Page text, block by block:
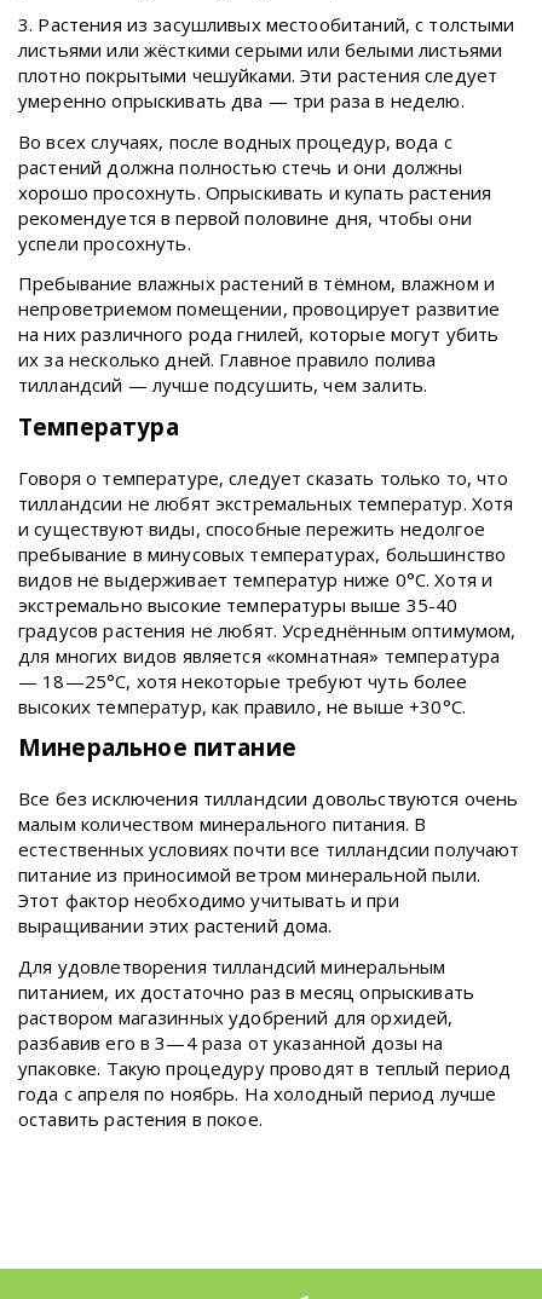
3. Растения из засушливых местообитаний, с толстыми
листьями или жёсткими серыми или белыми листьями
плотно покрытыми чешуйками. Эти растения следует
умеренно опрыскивать два — три раза в неделю.
Во всех случаях, после водных процедур, вода с
растений должна полностью стечь и они должны
хорошо просохнуть. Опрыскивать и купать растения
рекомендуется в первой половине дня, чтобы они
успели просохнуть.
Пребывание влажных растений в тёмном, влажном и
непроветриемом помещении, провоцирует развитие
на них различного рода гнилей, которые могут убить
их за несколько дней. Главное правило полива
тилландсий — лучше подсушить, чем залить.
Температура
Говоря о температуре, следует сказать только то, что
тилландсии не любят экстремальных температур. Хотя
и существуют виды, способные пережить недолгое
пребывание в минусовых температурах, большинство
видов не выдерживает температур ниже 0°С. Хотя и
экстремально высокие температуры выше 35-40
градусов растения не любят. Усреднённым оптимумом,
для многих видов является «комнатная» температура
— 18—25°С, хотя некоторые требуют чуть более
высоких температур, как правило, не выше +30°С.
Минеральное питание
Все без исключения тилландсии довольствуются очень
малым количеством минерального питания. В
естественных условиях почти все тилландсии получают
питание из приносимой ветром минеральной пыли.
Этот фактор необходимо учитывать и при
выращивании этих растений дома.
Для удовлетворения тилландсий минеральным
питанием, их достаточно раз в месяц опрыскивать
раствором магазинных удобрений для орхидей,
разбавив его в 3—4 раза от указанной дозы на
упаковке. Такую процедуру проводят в теплый период
года с апреля по ноябрь. На холодный период лучше
оставить растения в покое.